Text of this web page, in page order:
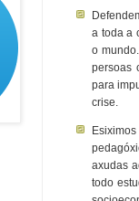
a toda a
o
persoas
para
crise.
axudas
todo